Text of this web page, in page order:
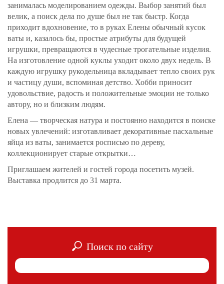
занималась моделированием одежды. Выбор занятий был
велик, а поиск дела по душе был не так быстр. Когда
приходит вдохновение, то в руках Елены обычный кусок
ваты и, казалось бы, простые атрибуты для будущей
игрушки, превращаются в чудесные трогательные изделия.
На изготовление одной куклы уходит около двух недель. В
каждую игрушку рукодельница вкладывает тепло своих рук
и частицу души, вспоминая детство. Хобби приносит
удовольствие, радость и положительные эмоции не только
автору, но и близким людям.
Елена — творческая натура и постоянно находится в поиске
новых увлечений: изготавливает декоративные пасхальные
яйца из ваты, занимается росписью по дереву,
коллекционирует старые открытки…
Приглашаем жителей и гостей города посетить музей.
Выставка продлится до 31 марта.
Поиск по сайту